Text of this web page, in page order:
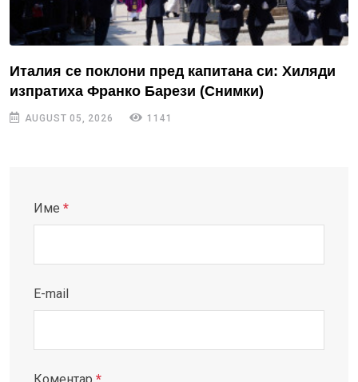
Италия се поклони пред капитана си: Хиляди
изпратиха Франко Барези (Снимки)
AUGUST 05, 2026 1141
Име *
E-mail